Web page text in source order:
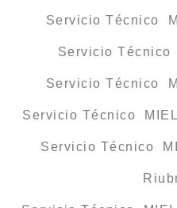
Servicio Técnico
Servicio
Servicio Técnico
Servicio Técnico
Servicio Técnico